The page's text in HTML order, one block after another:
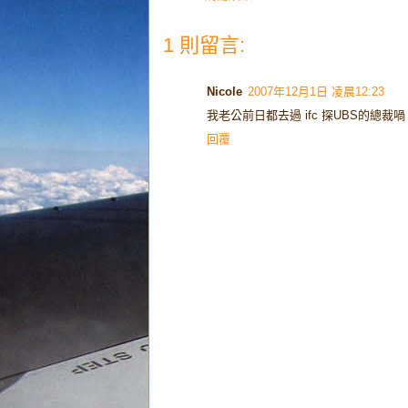
1 則留言:
Nicole 2007年12月1日 凌晨12:23
我老公前日都去過 ifc 探UBS的總裁喎
回覆